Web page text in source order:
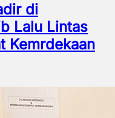
di
Lalu Lintas
Kemrdekaan